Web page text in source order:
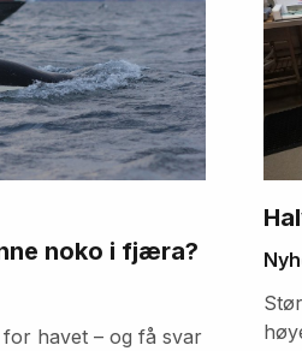
noko i fjæra?
havet – og få svar